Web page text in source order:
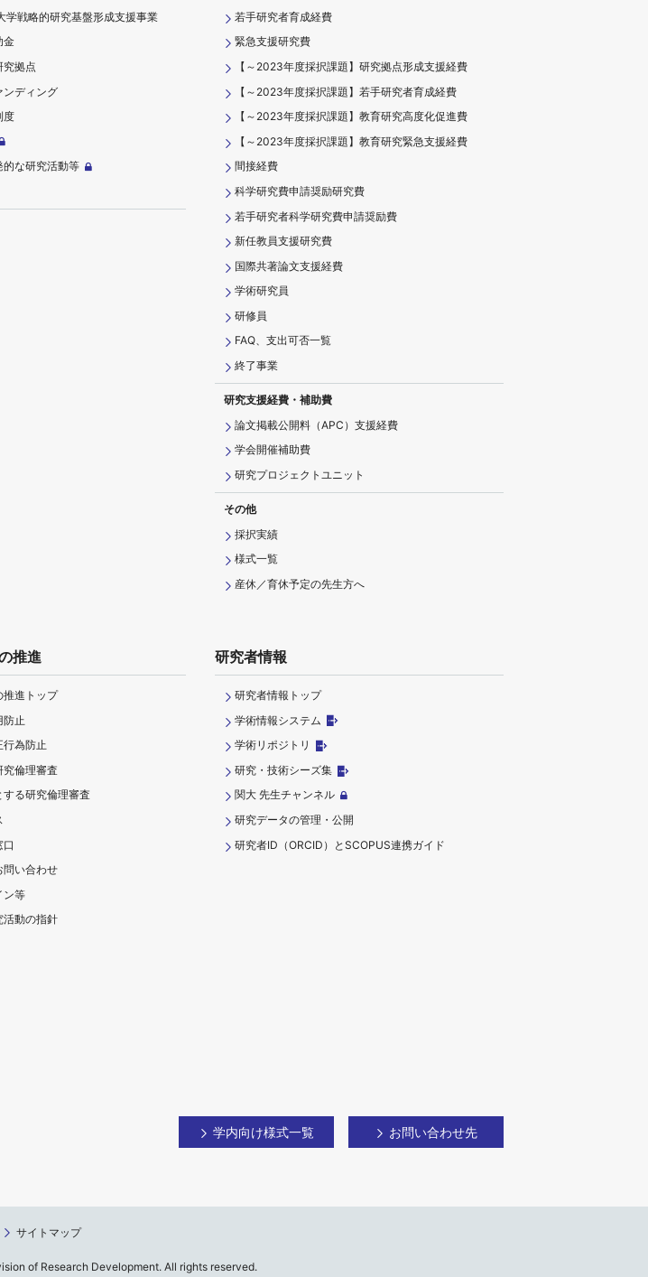
学戦略的研究基盤形成支援事業
金
究拠点
ンディング
度
な研究活動等
若手研究者育成経費
緊急支援研究費
【～2023年度採択課題】研究拠点形成支援経費
【～2023年度採択課題】若手研究者育成経費
【～2023年度採択課題】教育研究高度化促進費
【～2023年度採択課題】教育研究緊急支援経費
間接経費
科学研究費申請奨励研究費
若手研究者科学研究費申請奨励費
新任教員支援研究費
国際共著論文支援経費
学術研究員
研修員
FAQ、支出可否一覧
終了事業
研究支援経費・補助費
論文掲載公開料（APC）支援経費
学会開催補助費
研究プロジェクトユニット
その他
採択実績
様式一覧
産休／育休予定の先生方へ
推進
推進トップ
防止
行為防止
究倫理審査
る研究倫理審査
問い合わせ
ン等
活動の指針
研究者情報
研究者情報トップ
学術情報システム
学術リポジトリ
研究・技術シーズ集
関大 先生チャンネル
研究データの管理・公開
研究者ID（ORCID）とSCOPUS連携ガイド
学内向け様式一覧 お問い合わせ先
サイトマップ
of Research Development. All rights reserved.